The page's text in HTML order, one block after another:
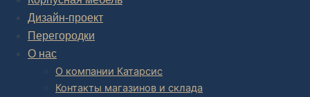
Дизайн-проект
Перегородки
О нас
О компании Катарсис
Контакты магазинов и склада